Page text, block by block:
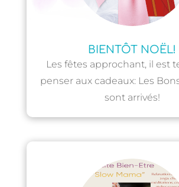
BIENTÔT NOËL!
Les fêtes approchant, il est
penser aux cadeaux: Les
sont arrivés!